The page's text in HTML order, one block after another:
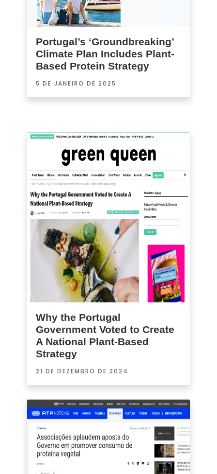
Portugal’s ‘Groundbreaking’
Climate Plan Includes Plant-
Based Protein Strategy
5 DE JANEIRO DE 2025
Why the Portugal
Government Voted to Create
A National Plant-Based
Strategy
21 DE DEZEMBRO DE 2024